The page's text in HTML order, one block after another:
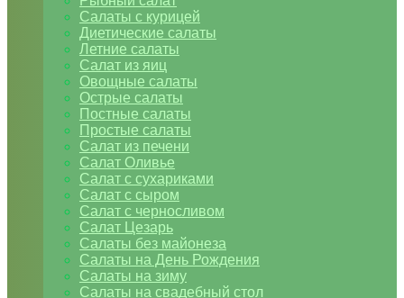
Салаты с курицей
Диетические салаты
Летние салаты
Салат из яиц
Овощные салаты
Острые салаты
Постные салаты
Простые салаты
Салат из печени
Салат Оливье
Салат с сухариками
Салат с сыром
Салат с черносливом
Салат Цезарь
Салаты без майонеза
Салаты на День Рождения
Салаты на зиму
Салаты на свадебный стол